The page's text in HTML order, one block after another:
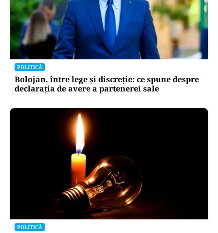
POLITICĂ
Bolojan, între lege și discreție: ce spune despre
declarația de avere a partenerei sale
POLITICĂ